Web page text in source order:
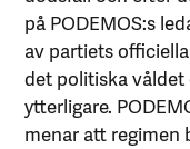
på PODEMOS:s
av partiets
det politiska
ytterligare.
menar att regimen